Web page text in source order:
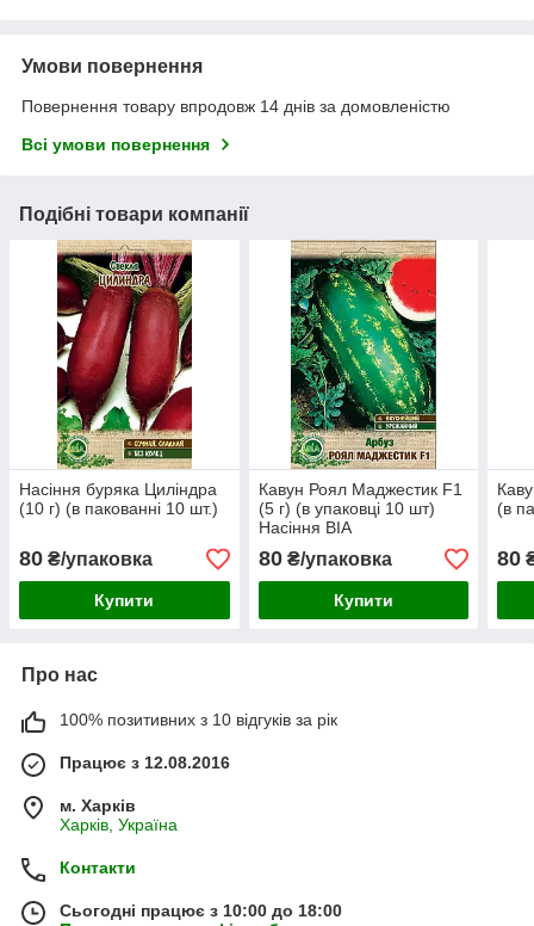
Умови повернення
Повернення товару впродовж 14 днів за домовленістю
Всі умови повернення
Подібні товари компанії
Насіння буряка Циліндра
(10 г) (в пакованні 10 шт.)
80 ₴/упаковка
Купити
Кавун Роял Маджестик F1
(5 г) (в упаковці 10 шт)
Насіння ВІА
80₴/упаковка
Купити
(в
80
Про нас
100% позитивних з 10 відгуків за рік
Працює з 12.08.2016
м. Харків
Харків, Україна
Контакти
Сьогодні працює з 10:00 до 18:00